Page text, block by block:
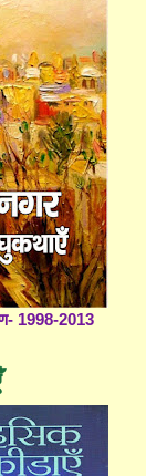
1998-2013